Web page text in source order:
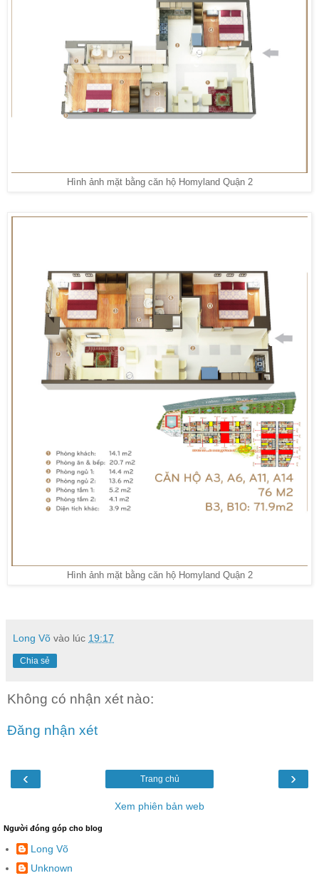
Hình ảnh mặt bằng căn hộ Homyland Quận 2
Hình ảnh mặt bằng căn hộ Homyland Quận 2
Long Võ vào lúc 19:17
Chia sẻ
Không có nhận xét nào:
Đăng nhận xét
‹ ›
Trang chủ
Xem phiên bản web
Người đóng góp cho blog
Long Võ
Unknown